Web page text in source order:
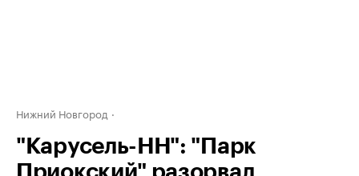
Нижний Новгород
"Карусель-НН": "Парк